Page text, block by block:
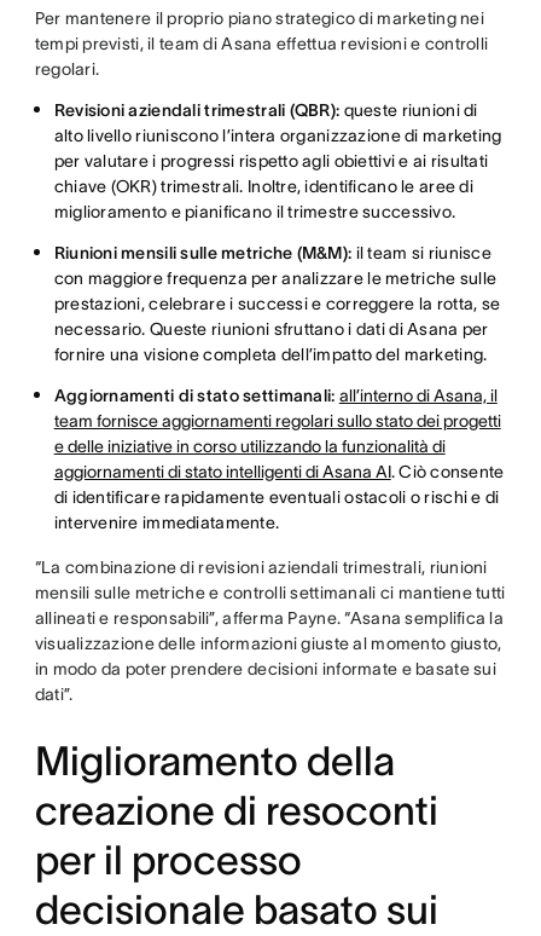
Per mantenere il proprio piano strategico di marketing nei
tempi previsti, il team di Asana effettua revisioni e controlli
regolari.
Revisioni aziendali trimestrali (QBR): queste riunioni di
alto livello riuniscono l’intera organizzazione di marketing
per valutare i progressi rispetto agli obiettivi e ai risultati
chiave (OKR) trimestrali. Inoltre, identificano le aree di
miglioramento e pianificano il trimestre successivo.
Riunioni mensili sulle metriche (M&M): il team si riunisce
con maggiore frequenza per analizzare le metriche sulle
prestazioni, celebrare i successi e correggere la rotta, se
necessario. Queste riunioni sfruttano i dati di Asana per
fornire una visione completa dell’impatto del marketing.
Aggiornamenti di stato settimanali: all’interno di Asana, il
team fornisce aggiornamenti regolari sullo stato dei progetti
e delle iniziative in corso utilizzando la funzionalità di
aggiornamenti di stato intelligenti di Asana AI. Ciò consente
di identificare rapidamente eventuali ostacoli o rischi e di
intervenire immediatamente.
“La combinazione di revisioni aziendali trimestrali, riunioni
mensili sulle metriche e controlli settimanali ci mantiene tutti
allineati e responsabili”, afferma Payne. “Asana semplifica la
visualizzazione delle informazioni giuste al momento giusto,
in modo da poter prendere decisioni informate e basate sui
dati”.
Miglioramento della
creazione di resoconti
per il processo
decisionale basato sui